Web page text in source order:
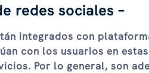
redes sociales –
integrados con
con los usuarios en
Por lo general, son